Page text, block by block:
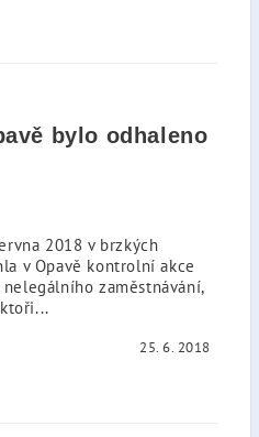
bylo odhaleno
2018 v brzkých
v Opavě kontrolní akce
zaměstnávání,
25. 6. 2018